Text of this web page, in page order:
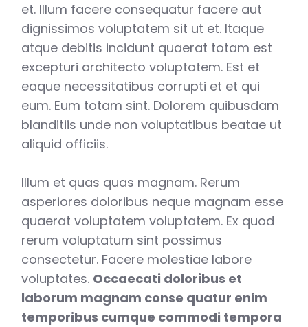
et. Illum facere consequatur facere aut
dignissimos voluptatem sit ut et. Itaque
atque debitis incidunt quaerat totam est
excepturi architecto voluptatem. Est et
eaque necessitatibus corrupti et et qui
eum. Eum totam sint. Dolorem quibusdam
blanditiis unde non voluptatibus beatae ut
aliquid officiis.
Illum et quas quas magnam. Rerum
asperiores doloribus neque magnam esse
quaerat voluptatem voluptatem. Ex quod
rerum voluptatum sint possimus
consectetur. Facere molestiae labore
voluptates. Occaecati doloribus et
laborum magnam conse quatur enim
temporibus cumque commodi tempora